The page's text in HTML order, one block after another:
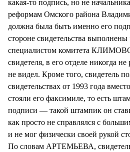
какая-то подпись, но не
реформам Омского района
должна была быть именно его
стороне свидетельства
специалистом комитета
свидетеля, в его отделе никогда не
не видел. Кроме того, свидетель
свидетельствах от 1993 года
стояли его факсимиле, то есть
подписи — такой штампик он
как просто не справлялся с
и не мог физически своей рукой
По словам АРТЕМЬЕВА,